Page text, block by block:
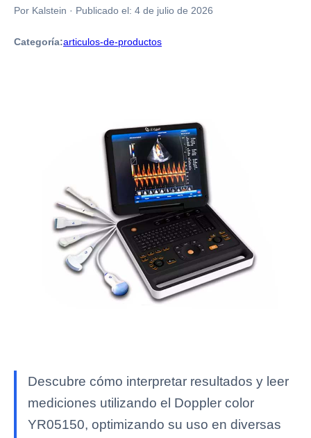
Por Kalstein · Publicado el: 4 de julio de 2026
Categoría:articulos-de-productos
Descubre cómo interpretar resultados y leer
mediciones utilizando el Doppler color
YR05150, optimizando su uso en diversas